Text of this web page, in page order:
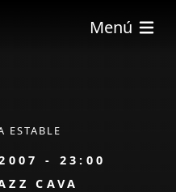
Menú
ESTABLE
- 23:00
CAVA